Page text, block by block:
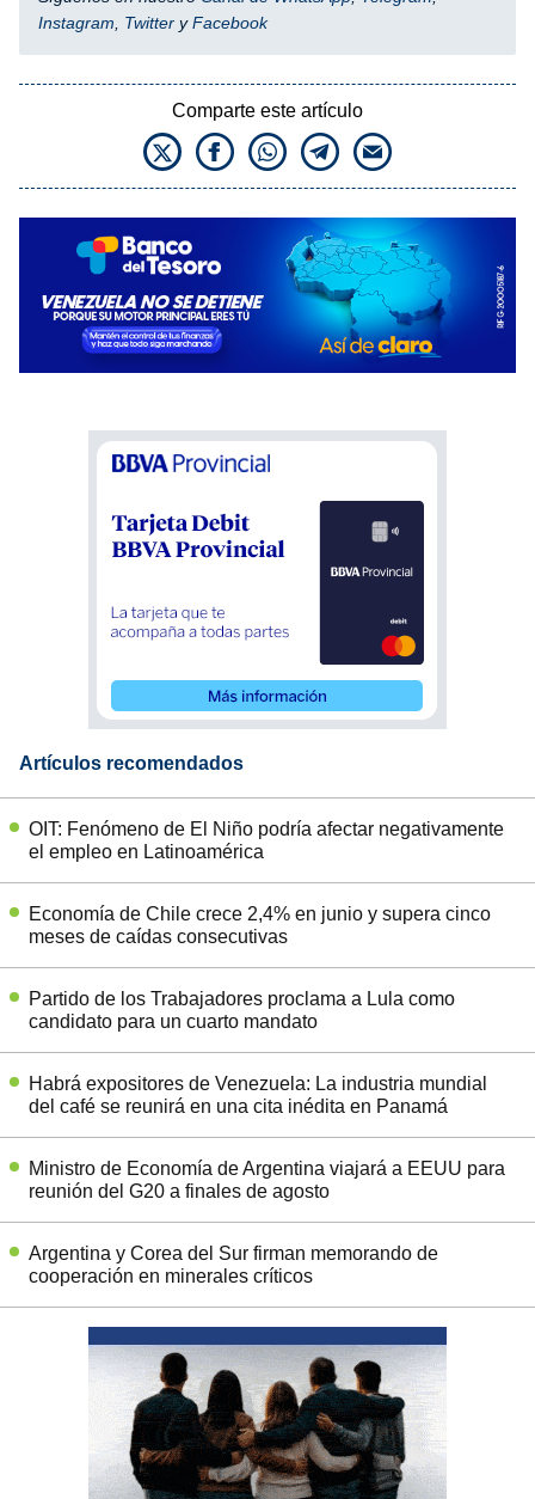
Instagram
Twitter yFacebook
Comparte este artículo
Artículos recomendados
OIT: Fenómeno de El Niño podría afectar negativamente
el empleo en Latinoamérica
Economía de Chile crece 2,4% en junio y supera cinco
meses de caídas consecutivas
Partido de los Trabajadores proclama a Lula como
candidato para un cuarto mandato
Habrá expositores de Venezuela: La industria mundial
del café se reunirá en una cita inédita en Panamá
Ministro de Economía de Argentina viajará a EEUU para
reunión del G20 a finales de agosto
Argentina y Corea del Sur firman memorando de
cooperación en minerales críticos